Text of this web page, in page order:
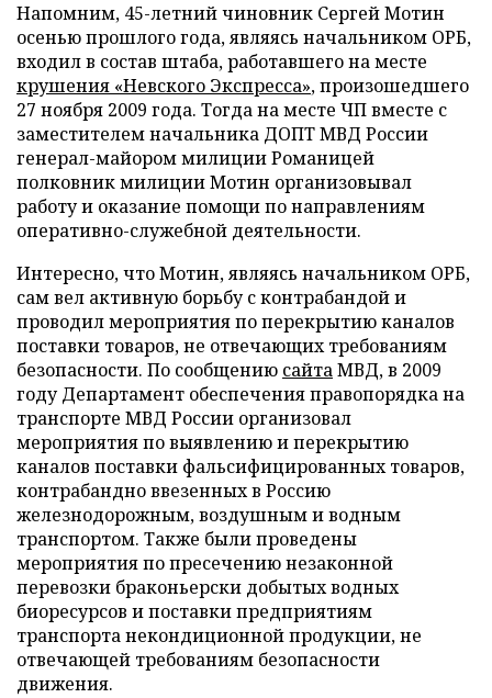
Напомним, 45-летний чиновник Сергей Мотин
осенью прошлого года, являясь начальником ОРБ,
входил в состав штаба, работавшего на месте
крушения «Невского Экспресса», произошедшего
27 ноября 2009 года. Тогда на месте ЧП вместе с
заместителем начальника ДОПТ МВД России
генерал-майором милиции Романицей
полковник милиции Мотин организовывал
работу и оказание помощи по направлениям
оперативно-служебной деятельности.
Интересно, что Мотин, являясь начальником ОРБ,
сам вел активную борьбу с контрабандой и
проводил мероприятия по перекрытию каналов
поставки товаров, не отвечающих требованиям
безопасности. По сообщению сайтаМВД, в 2009
году Департамент обеспечения правопорядка на
транспорте МВД России организовал
мероприятия по выявлению и перекрытию
каналов поставки фальсифицированных товаров,
контрабандно ввезенных в Россию
железнодорожным, воздушным и водным
транспортом. Также были проведены
мероприятия по пресечению незаконной
перевозки браконьерски добытых водных
биоресурсов и поставки предприятиям
транспорта некондиционной продукции, не
отвечающей требованиям безопасности
движения.